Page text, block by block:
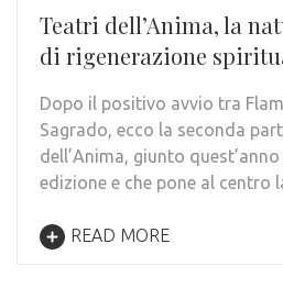
Teatri dell’Anima, la
di rigenerazione
Dopo il positivo avvio tra
Sagrado, ecco la seconda
dell’Anima, giunto
edizione e che pone al centro
READ MORE